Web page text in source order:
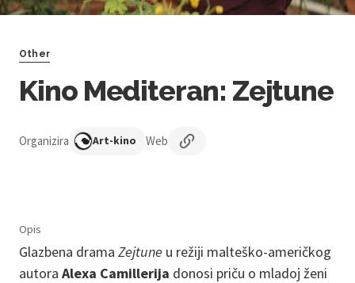
Other
Kino Mediteran: Zejtune
Organizira Art-kino Web
Opis
Glazbena drama Zejtune u režiji malteško-američkog
autora Alexa Camillerija donosi priču o mladoj ženi